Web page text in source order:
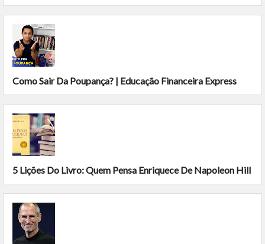
Como Sair Da Poupança? | Educação Financeira Express
5 Lições Do Livro: Quem Pensa Enriquece De Napoleon Hill